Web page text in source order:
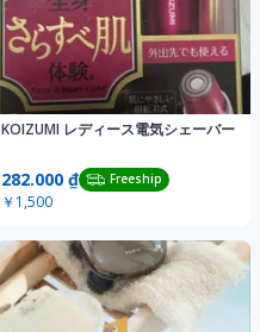
KOIZUMI レディース電気シェーバー
282.000 ₫ Freeship
￥1,500